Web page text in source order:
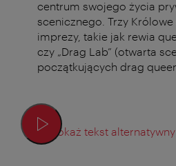
centrum swojego życia
scenicznego. Trzy
imprezy, takie jak rewia
czy „Drag Lab” (otwarta
początkujących drag
Pokaż tekst alternatywny